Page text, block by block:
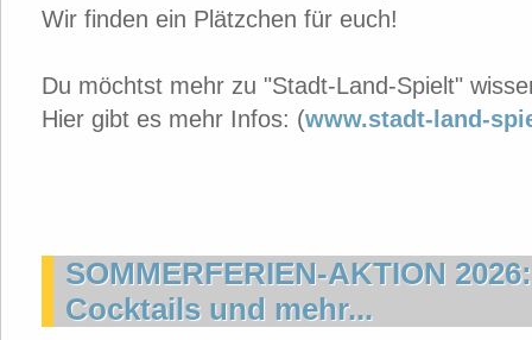
Wir finden ein Plätzchen für euch!
Du möchtst mehr zu "Stadt-Land-Spielt"
Hier gibt es mehr Infos: (www.stadt-land-
SOMMERFERIEN-AKTION
Cocktails und mehr...